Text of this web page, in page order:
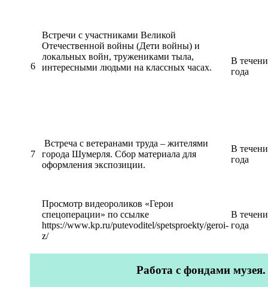
6
Встречи с участниками Великой
Отечественной войны (Дети войны) и
локальных войн, тружениками тыла,
интересными людьми на классных часах.
В
года
7
Встреча с ветеранами труда – жителями
города Шумерля. Сбор материала для
оформления экспозиции.
В
года
Просмотр видеороликов «Герои
спецоперации» по ссылке
https://www.kp.ru/putevoditel/spetsproekty/geroi-
z/
В
года
Работа с фондами музея.